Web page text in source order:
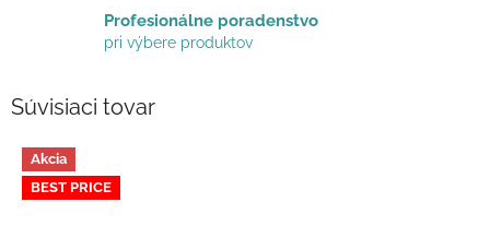
Profesionálne poradenstvo
pri výbere produktov
Súvisiaci tovar
Akcia
BEST PRICE